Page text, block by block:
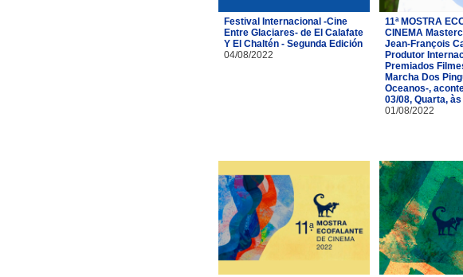
Festival Internacional -Cine
Entre Glaciares- de El Calafate
Y El Chaltén - Segunda Edición
04/08/2022
11ª MOSTRA
CINEMA
Jean-François
Produtor
Premiados
Marcha Dos
Oceanos-,
03/08, Quarta,
01/08/2022